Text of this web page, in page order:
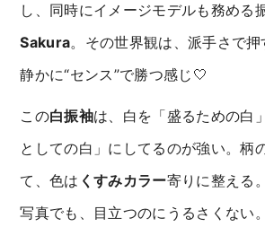
し、同時にイメージモデルも務める
Sakura。その世界観は、派手さで押
静かに“センス”で勝つ感じ🤍
この白振袖は、白を「盛るための白
としての白」にしてるのが強い。柄
て、色は くすみカラー寄りに整える
写真でも、目立つのにうるさくない